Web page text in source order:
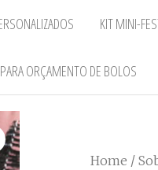
KIT MINI-
ORÇAMENTO DE BOLOS
Home /